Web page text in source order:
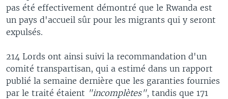
pas été effectivement démontré que le Rwanda est
un pays d'accueil sûr pour les migrants qui y seront
expulsés.
214 Lords ont ainsi suivi la recommandation d'un
comité transpartisan, qui a estimé dans un rapport
publié la semaine dernière que les garanties fournies
par le traité étaient "incomplètes", tandis que 171